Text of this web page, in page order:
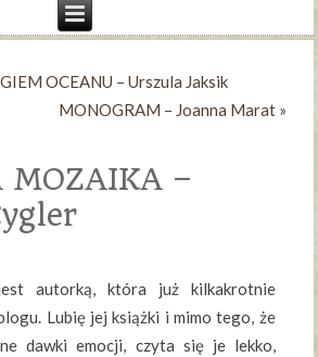
OCEANU – Urszula Jaksik
MONOGRAM – Joanna Marat»
MOZAIKA –
autorką, która już kilkakrotnie
Lubię jej książki i mimo tego, że
dawki emocji, czyta się je lekko,